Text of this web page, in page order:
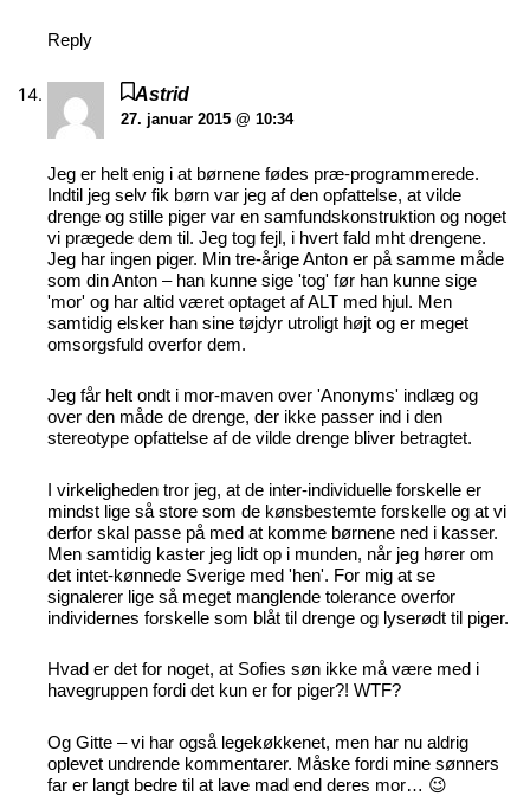
Reply
Astrid
27. januar 2015 @ 10:34
Jeg er helt enig i at børnene fødes præ-programmerede.
Indtil jeg selv fik børn var jeg af den opfattelse, at vilde
drenge og stille piger var en samfundskonstruktion og noget
vi prægede dem til. Jeg tog fejl, i hvert fald mht drengene.
Jeg har ingen piger. Min tre-årige Anton er på samme måde
som din Anton – han kunne sige 'tog' før han kunne sige
'mor' og har altid været optaget af ALT med hjul. Men
samtidig elsker han sine tøjdyr utroligt højt og er meget
omsorgsfuld overfor dem.
Jeg får helt ondt i mor-maven over 'Anonyms' indlæg og
over den måde de drenge, der ikke passer ind i den
stereotype opfattelse af de vilde drenge bliver betragtet.
I virkeligheden tror jeg, at de inter-individuelle forskelle er
mindst lige så store som de kønsbestemte forskelle og at vi
derfor skal passe på med at komme børnene ned i kasser.
Men samtidig kaster jeg lidt op i munden, når jeg hører om
det intet-kønnede Sverige med 'hen'. For mig at se
signalerer lige så meget manglende tolerance overfor
individernes forskelle som blåt til drenge og lyserødt til piger.
Hvad er det for noget, at Sofies søn ikke må være med i
havegruppen fordi det kun er for piger?! WTF?
Og Gitte – vi har også legekøkkenet, men har nu aldrig
oplevet undrende kommentarer. Måske fordi mine sønners
far er langt bedre til at lave mad end deres mor… 😉